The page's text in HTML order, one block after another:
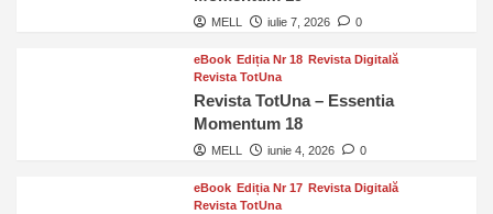
MELL iulie 7, 2026 0
eBook Ediția Nr 18 Revista Digitală
Revista TotUna
Revista TotUna – Essentia
Momentum 18
MELL iunie 4, 2026 0
eBook Ediția Nr 17 Revista Digitală
Revista TotUna